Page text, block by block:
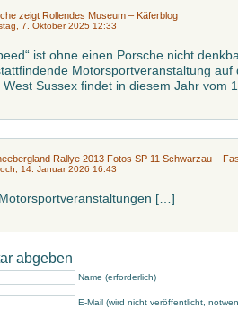
zeigt Rollendes Museum – Käferblog
7. Oktober 2025 12:33
ist ohne einen Porsche nicht
Motorsportveranstaltung
West Sussex findet in diesem Jahr vom
Rallye 2013 Fotos SP 11 Schwarzau –
14. Januar 2026 16:43
[…]
abgeben
Name (erforderlich)
E-Mail (wird nicht veröffentlicht,